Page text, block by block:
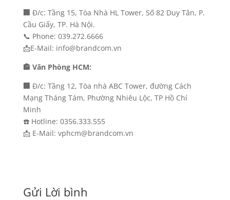
🏢 Đ/c: Tầng 15, Tòa Nhà HL Tower, Số 82 Duy Tân, P.
Cầu Giấy, TP. Hà Nội.
📞 Phone: 039.272.6666
📩E-Mail: info@brandcom.vn
🏤 Văn Phòng HCM:
🏢 Đ/c: Tầng 12, Tòa nhà ABC Tower, đường Cách
Mạng Tháng Tám, Phường Nhiêu Lộc, TP Hồ Chí
Minh
☎️ Hotline: 0356.333.555
📩 E-Mail: vphcm@brandcom.vn
Gửi Lời bình